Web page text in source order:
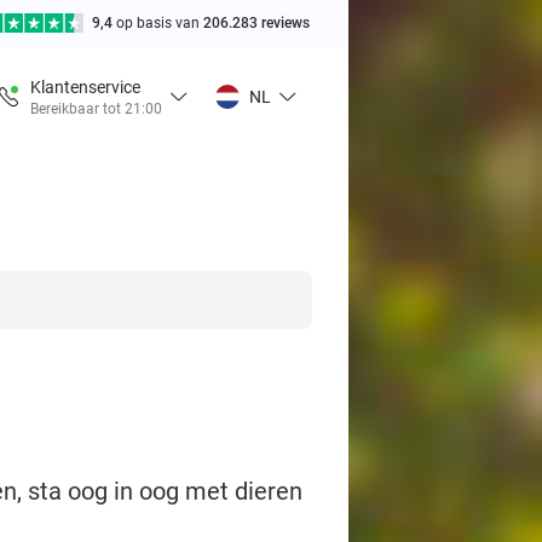
9,4 op basis van 206.283 reviews
Klantenservice
Bereikbaar tot 21:00
NL
sta oog in oog met dieren